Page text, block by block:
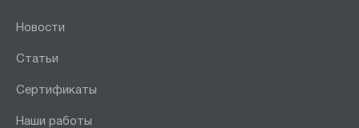
Новости
Статьи
Сертификаты
Наши работы